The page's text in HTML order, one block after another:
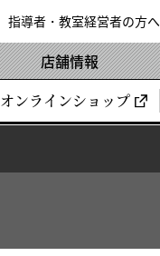
指導者・教室経営者の方へ
オンラインショップ
店舗情報